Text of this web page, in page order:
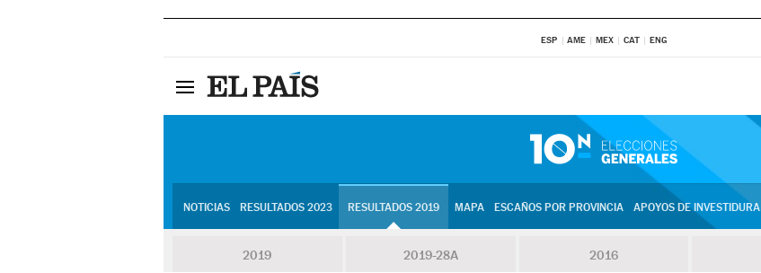
ESP AME MEX CAT ENG
NOTICIAS RESULTADOS 2023 RESULTADOS 2019 MAPA ESCAÑOS POR PROVINCIA APOYOS DE INVESTIDURA
2019 2019-28A 2016